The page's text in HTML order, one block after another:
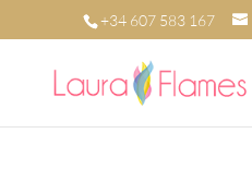
+34 607 583 167